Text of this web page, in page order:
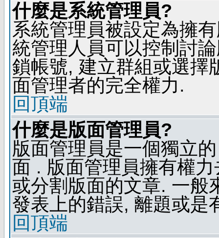
什麼是系統管理員?
系統管理員被設定為擁
統管理人員可以控制討
鎖帳號, 建立群組或選擇
面管理者的完全權力.
回頂端
什麼是版面管理員?
版面管理員是一個獨立
面 . 版面管理員擁有權
或分割版面的文章. 一般
發表上的錯誤, 離題或是
回頂端